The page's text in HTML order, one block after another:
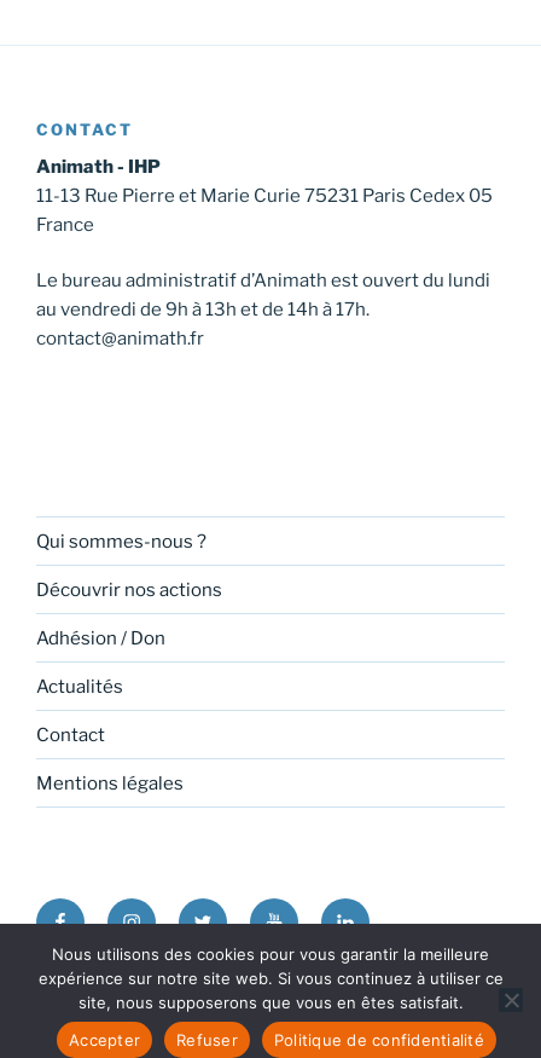
CONTACT
Animath - IHP
11-13 Rue Pierre et Marie Curie 75231 Paris Cedex 05
France
Le bureau administratif d’Animath est ouvert du lundi
au vendredi de 9h à 13h et de 14h à 17h.
contact@animath.fr
Qui sommes-nous ?
Découvrir nos actions
Adhésion / Don
Actualités
Contact
Mentions légales
FacebookInstagramTwitter YoutubeLinkedin
Politique de confidentialité
Fièrement propulsé par
WordPress
Nous utilisons des cookies pour vous garantir la meilleure
expérience sur notre site web. Si vous continuez à utiliser ce
site, nous supposerons que vous en êtes satisfait.
Accepter
Refuser Politique de confidentialité